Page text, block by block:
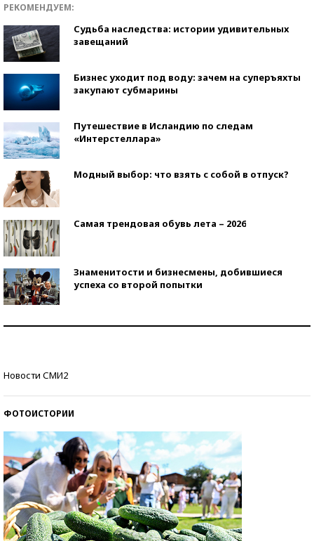
РЕКОМЕНДУЕМ:
Судьба наследства: истории удивительных
завещаний
Бизнес уходит под воду: зачем на суперъяхты
закупают субмарины
Путешествие в Исландию по следам
«Интерстеллара»
Модный выбор: что взять с собой в отпуск?
Самая трендовая обувь лета – 2026
Знаменитости и бизнесмены, добившиеся
успеха со второй попытки
Новости СМИ2
ФОТОИСТОРИИ